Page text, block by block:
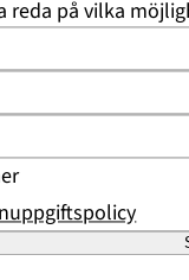
på vilka